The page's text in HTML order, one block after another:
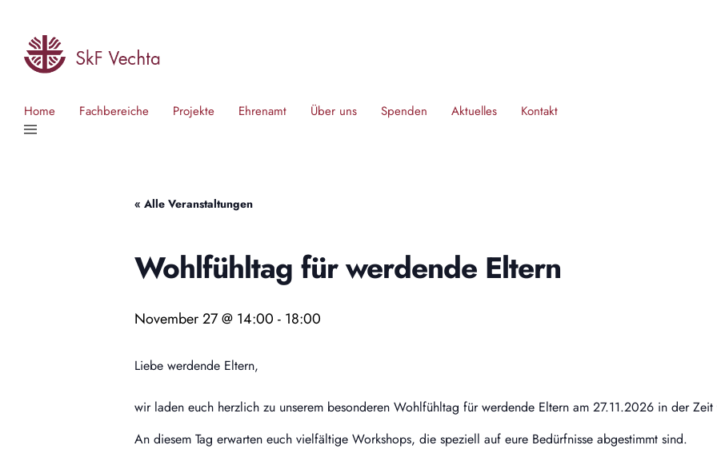
Home Fachbereiche Projekte Ehrenamt Über uns Spenden Aktuelles Kontakt
« Alle Veranstaltungen
Wohlfühltag für werdende Eltern
November 27 @ 14:00 - 18:00
Liebe werdende Eltern,
wir laden euch herzlich zu unserem besonderen Wohlfühltag für werdende Eltern am 27.11.2026 in der
An diesem Tag erwarten euch vielfältige Workshops, die speziell auf eure Bedürfnisse abgestimmt sind.